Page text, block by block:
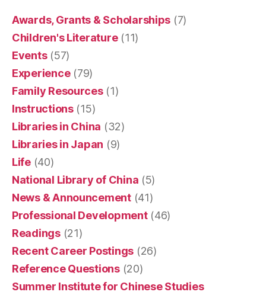
Awards, Grants & Scholarships (7)
Children's Literature(11)
Events(57)
Experience(79)
Family Resources(1)
Instructions(15)
Libraries in China (32)
Libraries in Japan (9)
Life(40)
National Library of China (5)
News & Announcement(41)
Professional Development(46)
Readings(21)
Recent Career Postings (26)
Reference Questions(20)
Summer Institute for Chinese Studies